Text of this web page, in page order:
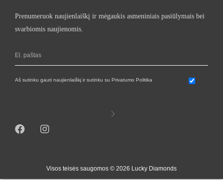
Prenumeruok naujienlaiškį ir mėgaukis asmeniniais pasiūlymais bei
svarbiomis naujienomis.
Aš sutinku gauti naujienlaiškį ir sutinku su Privatumo Politika
Visos teisės saugomos © 2026 Lucky Diamonds